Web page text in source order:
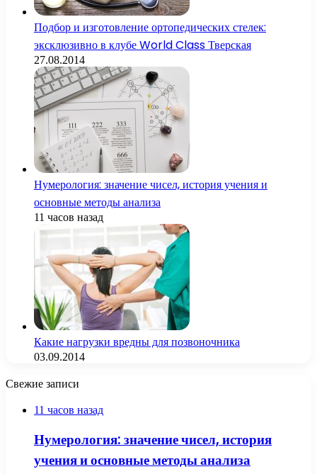
Подбор и изготовление ортопедических стелек:
эксклюзивно в клубе World Class Тверская
27.08.2014
Нумерология: значение чисел, история учения и
основные методы анализа
11 часов назад
Какие нагрузки вредны для позвоночника
03.09.2014
Свежие записи
11 часов назад
Нумерология: значение чисел, история
учения и основные методы анализа